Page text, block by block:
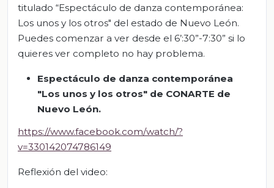
titulado “Espectáculo de danza contemporánea:
Los unos y los otros" del estado de Nuevo León.
Puedes comenzar a ver desde el 6’:30”-7:30” si lo
quieres ver completo no hay problema.
Espectáculo de danza contemporánea
"Los unos y los otros" de CONARTE de
Nuevo León.
https://www.facebook.com/watch/?
v=330142074786149
Reflexión del video: